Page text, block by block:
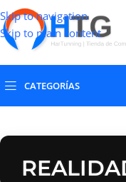
Skip to navigation
Skip to main content
CATEGORÍAS